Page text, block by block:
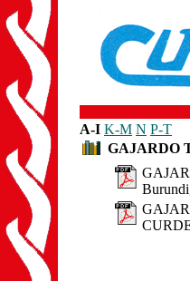
A-I K-M N P-T
GAJARDO